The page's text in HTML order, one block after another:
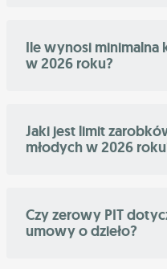
Ile wynosi minimalna
w 2026 roku?
Jaki jest limit
młodych w 2026
Czy zerowy PIT
umowy o dzieło?